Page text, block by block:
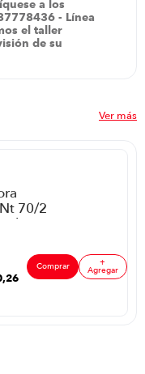
a los
- Línea
el taller
de su
Ver más
70/2
,26
Comprar +
Agregar